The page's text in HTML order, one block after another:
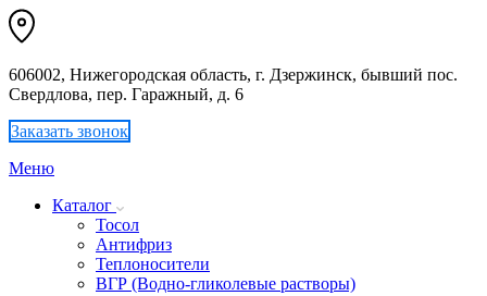
606002, Нижегородская область, г. Дзержинск, бывший пос.
Свердлова, пер. Гаражный, д. 6
Заказать звонок
Меню
Каталог
Тосол
Антифриз
Теплоносители
ВГР (Водно-гликолевые растворы)